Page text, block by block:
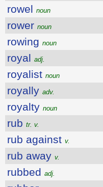
rowel noun
rower noun
rowing noun
royal adj.
royalist noun
royally adv.
royalty noun
rub tr. v.
rub against v.
rub away v.
rubbed adj.